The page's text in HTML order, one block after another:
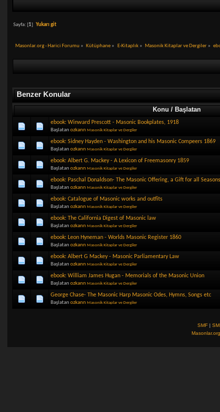
Sayfa: [1] Yukarı git
Masonlar.org - Harici Forumu » Kütüphane » E-Kitaplık» Masonik Kitaplar ve Dergiler»
Benzer Konular
Konu / Başlatan
ebook: Winward Prescott - Masonic Bookplates, 1918
Başlatan ozkann Masonik Kitaplar ve Dergiler
ebook: Sidney Hayden - Washington and his Masonic Compeers 1869
Başlatan ozkann Masonik Kitaplar ve Dergiler
ebook: Albert G. Mackey - A Lexicon of Freemasonry 1859
Başlatan ozkann Masonik Kitaplar ve Dergiler
ebook: Paschal Donaldson- The Masonic Offering, a Gift for all
Başlatan ozkann Masonik Kitaplar ve Dergiler
ebook: Catalogue of Masonic works and outfits
Başlatan ozkann Masonik Kitaplar ve Dergiler
ebook: The California Digest of Masonic law
Başlatan ozkann Masonik Kitaplar ve Dergiler
ebook: Leon Hyneman - Worlds Masonic Register 1860
Başlatan ozkann Masonik Kitaplar ve Dergiler
ebook: Albert G Mackey - Masonic Parliamentary Law
Başlatan ozkann Masonik Kitaplar ve Dergiler
ebook: William James Hugan - Memorials of the Masonic Union
Başlatan ozkann Masonik Kitaplar ve Dergiler
George Chase- The Masonic Harp Masonic Odes, Hymns, Songs etc
Başlatan ozkann Masonik Kitaplar ve Dergiler
SMF |
Masonlar.org